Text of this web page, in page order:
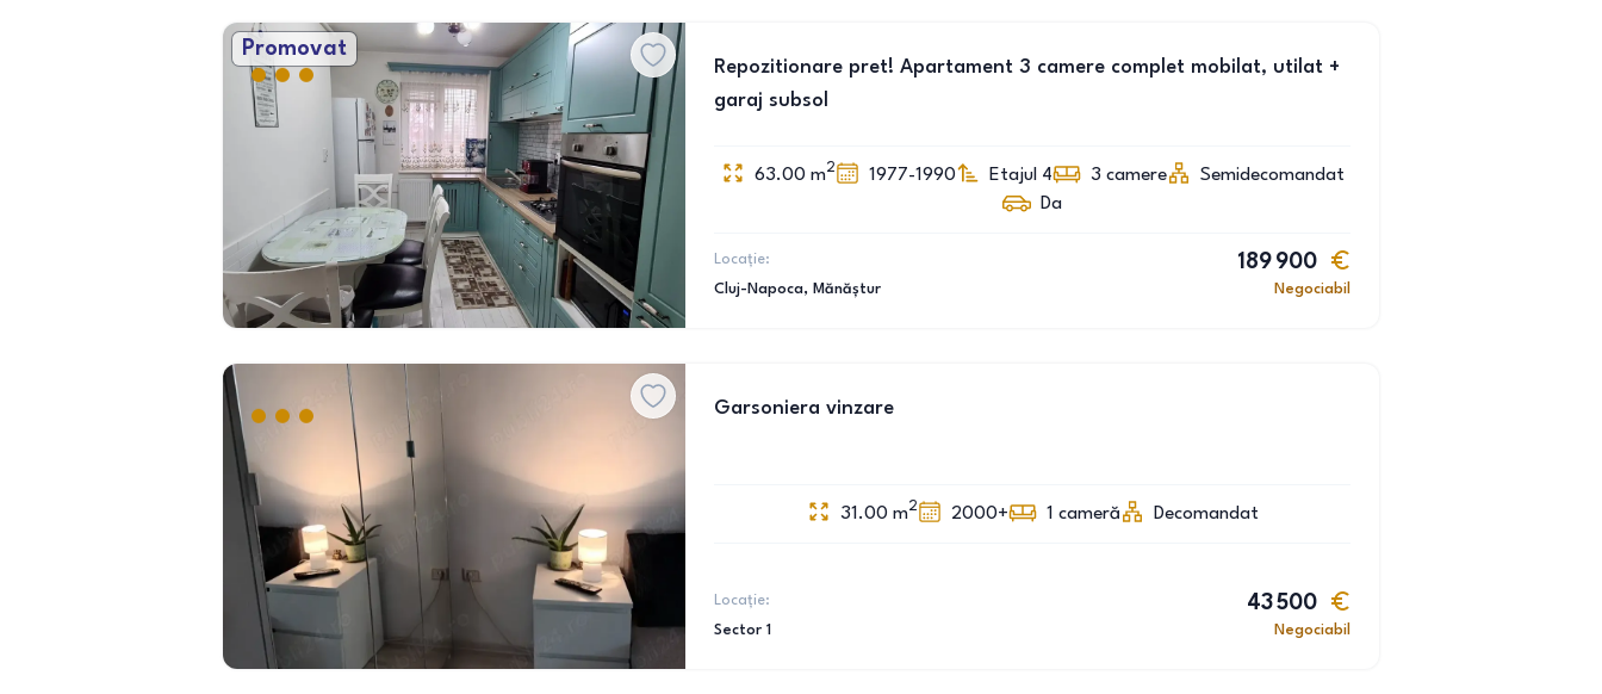
Promovat
Repozitionare pret! Apartament 3 camere complet mobilat, utilat +
garaj subsol
63.00 m2 1977-1990 Etajul 4 3 camere
Semidecomandat
Da
Locație:
Cluj-Napoca, Mănăștur
189 900
Negociabil
Garsoniera vinzare
31.00 m2 2000+ 1 cameră Decomandat
Locație:
Sector 1
43 500
Negociabil